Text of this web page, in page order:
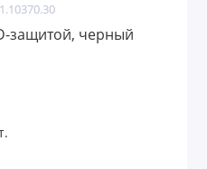
защитой, черный